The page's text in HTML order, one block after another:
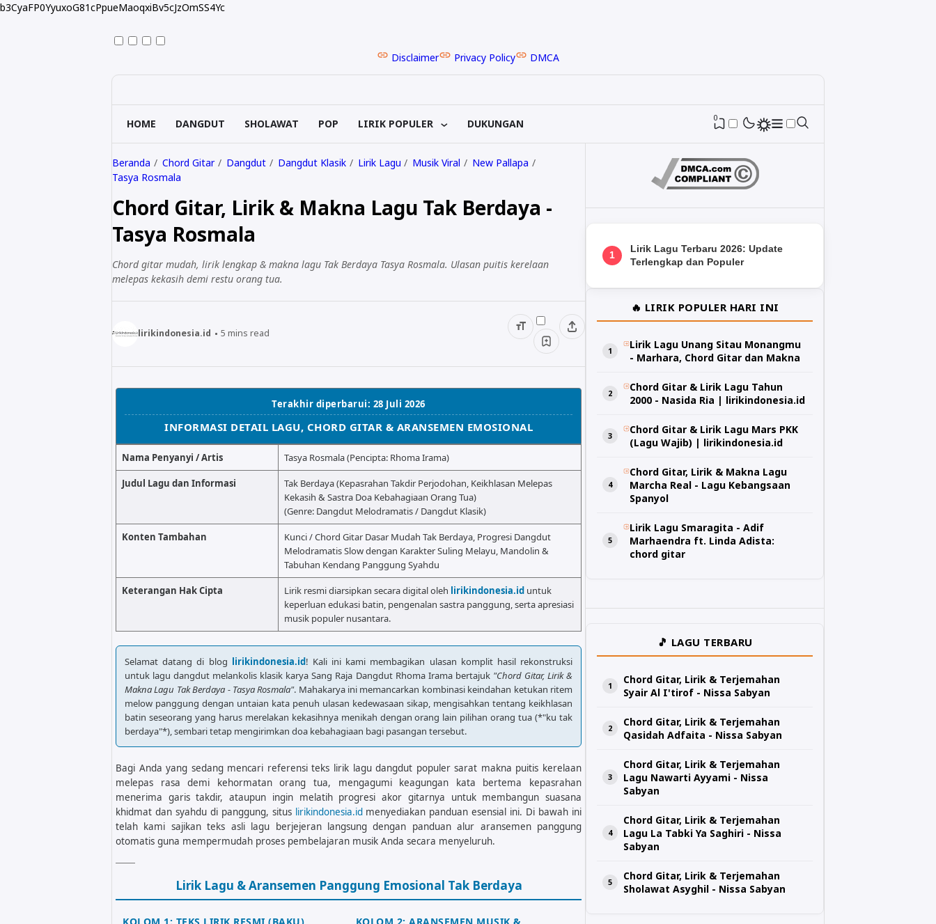
b3CyaFP0YyuxoG81cPpueMaoqxiBv5cJzOmSS4Yc
Disclaimer Privacy Policy DMCA
HOME DANGDUT SHOLAWAT POP LIRIK POPULER DUKUNGAN 0
Beranda Chord Gitar Dangdut Dangdut Klasik Lirik Lagu Musik Viral
New Pallapa
Tasya Rosmala
Chord Gitar, Lirik & Makna Lagu Tak Berdaya -
Tasya Rosmala
Chord gitar mudah, lirik lengkap & makna lagu Tak Berdaya Tasya Rosmala. Ulasan puitis kerelaan
melepas kekasih demi restu orang tua.
lirikindonesia.id 5 mins read
Terakhir diperbarui: 28 Juli 2026
INFORMASI DETAIL LAGU, CHORD GITAR & ARANSEMEN EMOSIONAL
Nama Penyanyi / Artis Tasya Rosmala (Pencipta: Rhoma Irama)
Judul Lagu dan Informasi
Tak Berdaya (Kepasrahan Takdir Perjodohan, Keikhlasan Melepas
Kekasih & Sastra Doa Kebahagiaan Orang Tua)
(Genre: Dangdut Melodramatis / Dangdut Klasik)
Konten Tambahan
Kunci / Chord Gitar Dasar Mudah Tak Berdaya, Progresi Dangdut
Melodramatis Slow dengan Karakter Suling Melayu, Mandolin &
Tabuhan Kendang Panggung Syahdu
Keterangan Hak Cipta Lirik resmi diarsipkan secara digital oleh lirikindonesia.id untuk
keperluan edukasi batin, pengenalan sastra panggung, serta apresiasi
musik populer nusantara.
Selamat datang di blog lirikindonesia.id! Kali ini kami membagikan ulasan komplit hasil rekonstruksi
untuk lagu dangdut melankolis klasik karya Sang Raja Dangdut Rhoma Irama bertajuk "Chord Gitar, Lirik &
Makna Lagu Tak Berdaya - Tasya Rosmala". Mahakarya ini memancarkan kombinasi keindahan ketukan ritem
melow panggung dengan untaian kata penuh ulasan kedewasaan sikap, mengisahkan tentang keikhlasan
batin seseorang yang harus merelakan kekasihnya menikah dengan orang lain pilihan orang tua (*"ku tak
berdaya"*), sembari tetap mengirimkan doa kebahagiaan bagi pasangan tersebut.
Bagi Anda yang sedang mencari referensi teks lirik lagu dangdut populer sarat makna puitis kerelaan
melepas rasa demi kehormatan orang tua, mengagumi keagungan kata bertema kepasrahan
menerima garis takdir, ataupun ingin melatih progresi akor gitarnya untuk membangun suasana
khidmat dan syahdu di panggung, situs lirikindonesia.idmenyediakan panduan esensial ini. Di bawah ini
telah kami sajikan teks asli lagu berjejeran langsung dengan panduan alur aransemen panggung
otomatis guna mempermudah proses pembelajaran musik Anda secara menyeluruh.
Lirik Lagu & Aransemen Panggung Emosional Tak Berdaya
KOLOM 1: TEKS LIRIK RESMI (BAKU)
KOLOM 2: ARANSEMEN MUSIK &
1
Lirik Lagu Terbaru 2026: Update
Terlengkap dan Populer
🔥 LIRIK POPULER HARI INI
Lirik Lagu Unang Sitau Monangmu
- Marhara, Chord Gitar dan Makna
Chord Gitar & Lirik Lagu Tahun
2000 - Nasida Ria | lirikindonesia.id
Chord Gitar & Lirik Lagu Mars PKK
(Lagu Wajib) | lirikindonesia.id
Chord Gitar, Lirik & Makna Lagu
Marcha Real - Lagu Kebangsaan
Spanyol
Lirik Lagu Smaragita - Adif
Marhaendra ft. Linda Adista:
chord gitar
🎵 LAGU TERBARU
Chord Gitar, Lirik & Terjemahan
Syair Al I'tirof - Nissa Sabyan
Chord Gitar, Lirik & Terjemahan
Qasidah Adfaita - Nissa Sabyan
Chord Gitar, Lirik & Terjemahan
Lagu Nawarti Ayyami - Nissa
Sabyan
Chord Gitar, Lirik & Terjemahan
Lagu La Tabki Ya Saghiri - Nissa
Sabyan
Chord Gitar, Lirik & Terjemahan
Sholawat Asyghil - Nissa Sabyan